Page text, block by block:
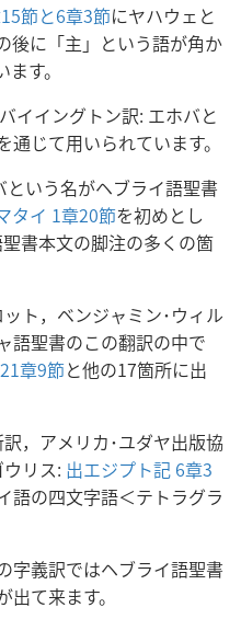
節と6章3節にヤハウェと
後に「主」という語が角か
す。
イイングトン訳: エホバと
じて用いられています。
いう名がヘブライ語聖書
タイ 1章20節を初めとし
書本文の脚注の多くの箇
ト，ベンジャミン･ウィル
語聖書のこの翻訳の中で
章9節と他の17箇所に出
，アメリカ･ユダヤ出版協
リス: 出エジプト記 6章3
語の四文字語＜テトラグラ
字義訳ではヘブライ語聖書
て来ます。